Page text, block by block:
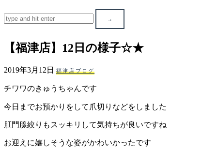
チ
ェ
（福
岡
県
千
早
【福津店】12日の様子☆★
2019年3月12日 福津店ブログ
チワワのきゅうちゃんです
今日までお預かりをして爪切りなどをしました
肛門腺絞りもスッキリして気持ちが良いですね
お迎えに嬉しそうな姿がかわいかったです